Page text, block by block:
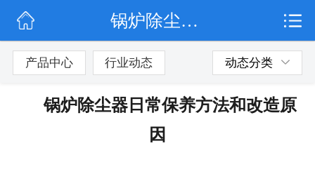
公司简介
锅炉除尘器日常保养方法和改造原因
产品中心 行业动态 动态分类
锅炉除尘器日常保养方法和改造原
因